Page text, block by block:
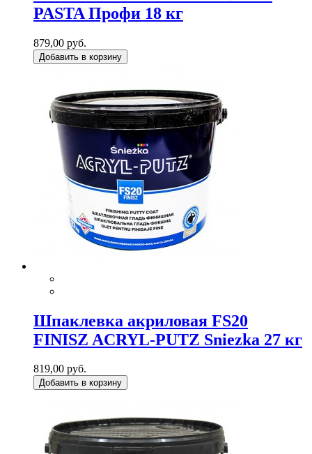
PASTA Профи 18 кг
879,00 руб.
Добавить в корзину
Шпаклевка акриловая FS20
FINISZ ACRYL-PUTZ Sniezka 27 кг
819,00 руб.
Добавить в корзину